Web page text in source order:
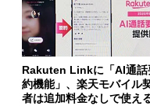
Rakuten Linkに「AI通話
約機能」、楽天モバイル
者は追加料金なしで使え